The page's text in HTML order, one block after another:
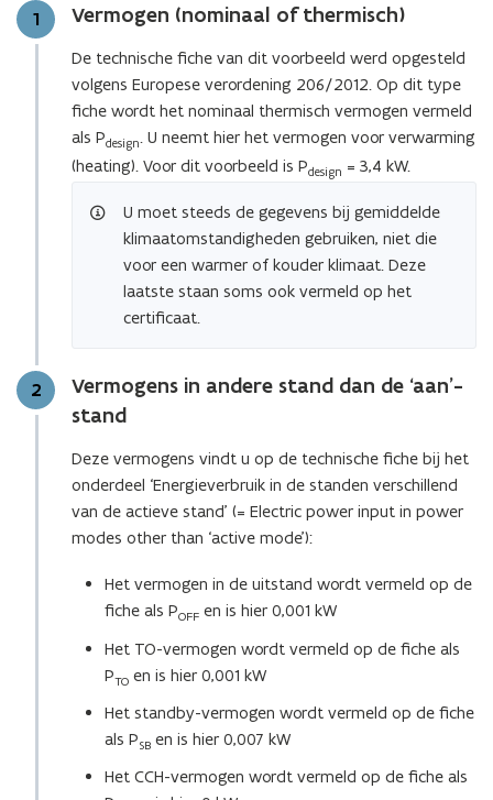
Stap
1 Vermogen (nominaal of thermisch)
De technische fiche van dit voorbeeld werd opgesteld
volgens Europese verordening 206/2012. Op dit type
fiche wordt het nominaal thermisch vermogen vermeld
als Pdesign. U neemt hier het vermogen voor verwarming
(heating). Voor dit voorbeeld is Pdesign = 3,4 kW.
U moet steeds de gegevens bij gemiddelde
klimaatomstandigheden gebruiken, niet die
voor een warmer of kouder klimaat. Deze
laatste staan soms ook vermeld op het
certificaat.
Stap
2
Vermogens in andere stand dan de ‘aan’-
stand
Deze vermogens vindt u op de technische fiche bij het
onderdeel ‘Energieverbruik in de standen verschillend
van de actieve stand’ (= Electric power input in power
modes other than ‘active mode’):
Het vermogen in de uitstand wordt vermeld op de
fiche als POFF en is hier 0,001 kW
Het TO-vermogen wordt vermeld op de fiche als
PTO en is hier 0,001 kW
Het standby-vermogen wordt vermeld op de fiche
als PSB en is hier 0,007 kW
Het CCH-vermogen wordt vermeld op de fiche als